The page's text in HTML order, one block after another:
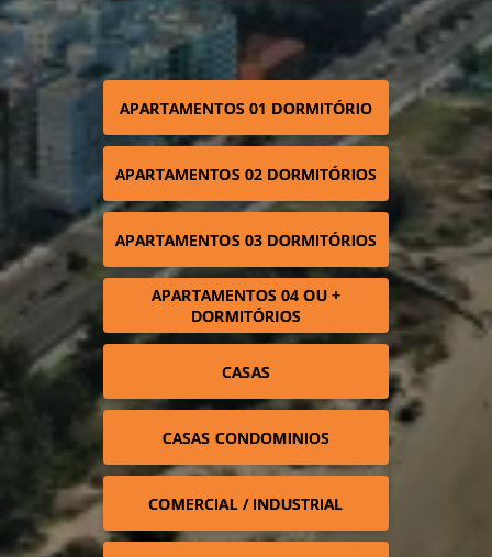
APARTAMENTOS 01 DORMITÓRIO
APARTAMENTOS 02 DORMITÓRIOS
APARTAMENTOS 03 DORMITÓRIOS
APARTAMENTOS 04 OU +
DORMITÓRIOS
CASAS
CASAS CONDOMINIOS
COMERCIAL / INDUSTRIAL